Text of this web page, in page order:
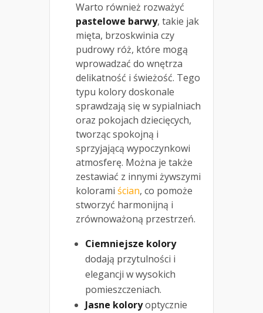
Warto również rozważyć
pastelowe barwy, takie jak
mięta, brzoskwinia czy
pudrowy róż, które mogą
wprowadzać do wnętrza
delikatność i świeżość. Tego
typu kolory doskonale
sprawdzają się w sypialniach
oraz pokojach dziecięcych,
tworząc spokojną i
sprzyjającą wypoczynkowi
atmosferę. Można je także
zestawiać z innymi żywszymi
kolorami ścian, co pomoże
stworzyć harmonijną i
zrównoważoną przestrzeń.
Ciemniejsze kolory
dodają przytulności i
elegancji w wysokich
pomieszczeniach.
Jasne koloryoptycznie